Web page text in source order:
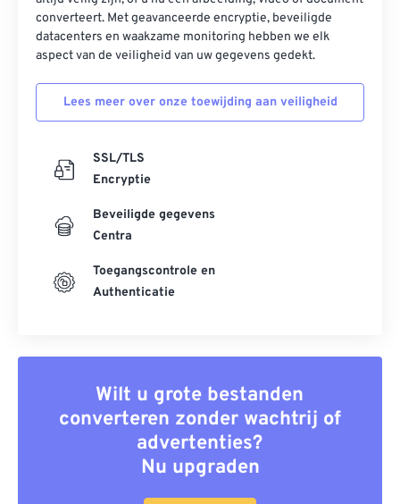
converteert. Met geavanceerde encryptie, beveiligde
datacenters en waakzame monitoring hebben we elk
aspect van de veiligheid van uw gegevens gedekt.
Lees meer over onze toewijding aan veiligheid
SSL/TLS
Encryptie
Beveiligde gegevens
Centra
Toegangscontrole en
Authenticatie
Wilt u grote bestanden
converteren zonder wachtrij of
advertenties?
Nu upgraden